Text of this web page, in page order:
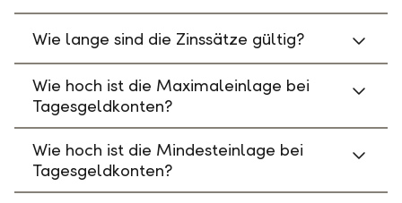
Wie lange sind die Zinssätze gültig?
Wie hoch ist die Maximaleinlage bei
Tagesgeldkonten?
Wie hoch ist die Mindesteinlage bei
Tagesgeldkonten?